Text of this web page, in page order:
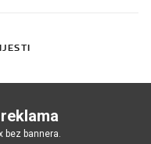
bez bannera.